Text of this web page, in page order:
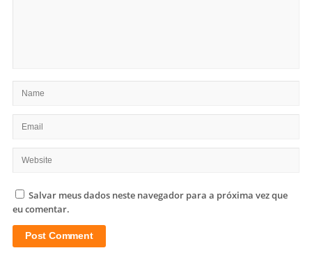
Salvar meus dados neste navegador para a próxima vez que
eu comentar.